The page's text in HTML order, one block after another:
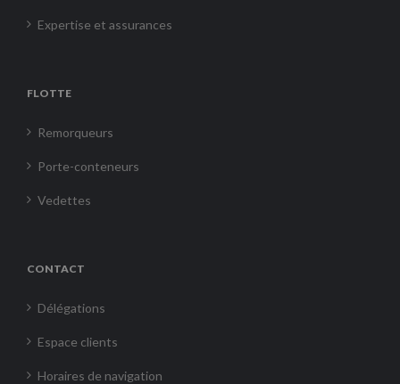
Expertise et assurances
FLOTTE
Remorqueurs
Porte-conteneurs
Vedettes
CONTACT
Délégations
Espace clients
Horaires de navigation